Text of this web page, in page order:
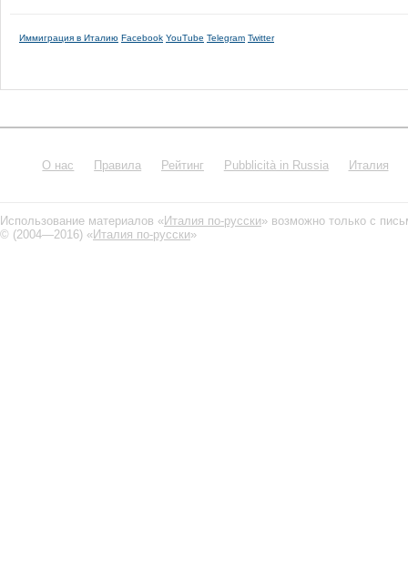
Иммиграция в Италию Facebook YouTube Telegram Twitter
О нас Правила Рейтинг Pubblicità in Russia Италия
Использование материалов «Италия по-русски» возможно только с
© (2004—2016) «Италия по-русски»